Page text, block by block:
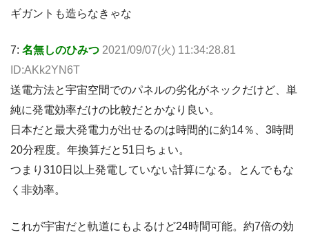
ギガントも造らなきゃな
7: 名無しのひみつ 2021/09/07(火) 11:34:28.81
ID:AKk2YN6T
送電方法と宇宙空間でのパネルの劣化がネックだけど、単
純に発電効率だけの比較だとかなり良い。
日本だと最大発電力が出せるのは時間的に約14％、3時間
20分程度。年換算だと51日ちょい。
つまり310日以上発電していない計算になる。とんでもな
く非効率。
これが宇宙だと軌道にもよるけど24時間可能。約7倍の効